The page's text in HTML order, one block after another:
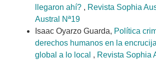
llegaron ahí? , Revista Sophia
Austral Nª19
Isaac Oyarzo Guarda, Política
derechos humanos en la
global a lo local , Revista Sophia